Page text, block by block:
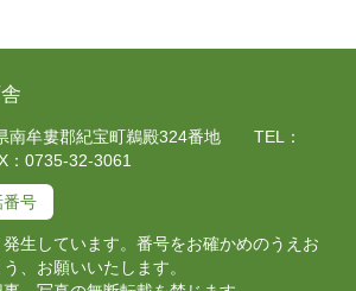
南牟婁郡紀宝町鵜殿324番地 TEL：
0735-32-3061
番号
生しています。番号をお確かめのうえお
、お願いいたします。